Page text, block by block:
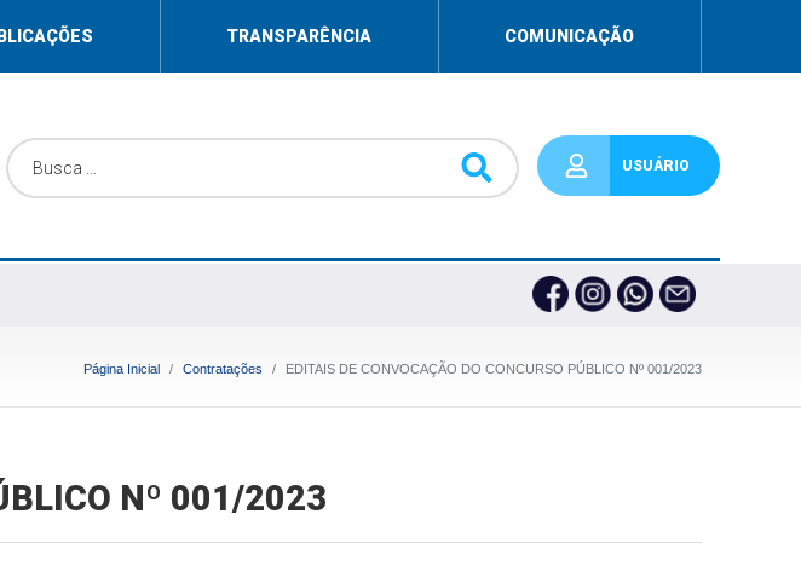
TRANSPARÊNCIA COMUNICAÇÃO
USUÁRIO
Página Inicial Contratações EDITAIS DE CONVOCAÇÃO DO CONCURSO PÚBLICO Nº 001/2023
Nº 001/2023